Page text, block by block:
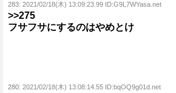
283: 2021/02/18(木) 13:09:23.99 ID:G9L7WYasa.net
>>275
フサフサにするのはやめとけ
280: 2021/02/18(木) 13:08:14.55 ID:bqOQ9g01d.net